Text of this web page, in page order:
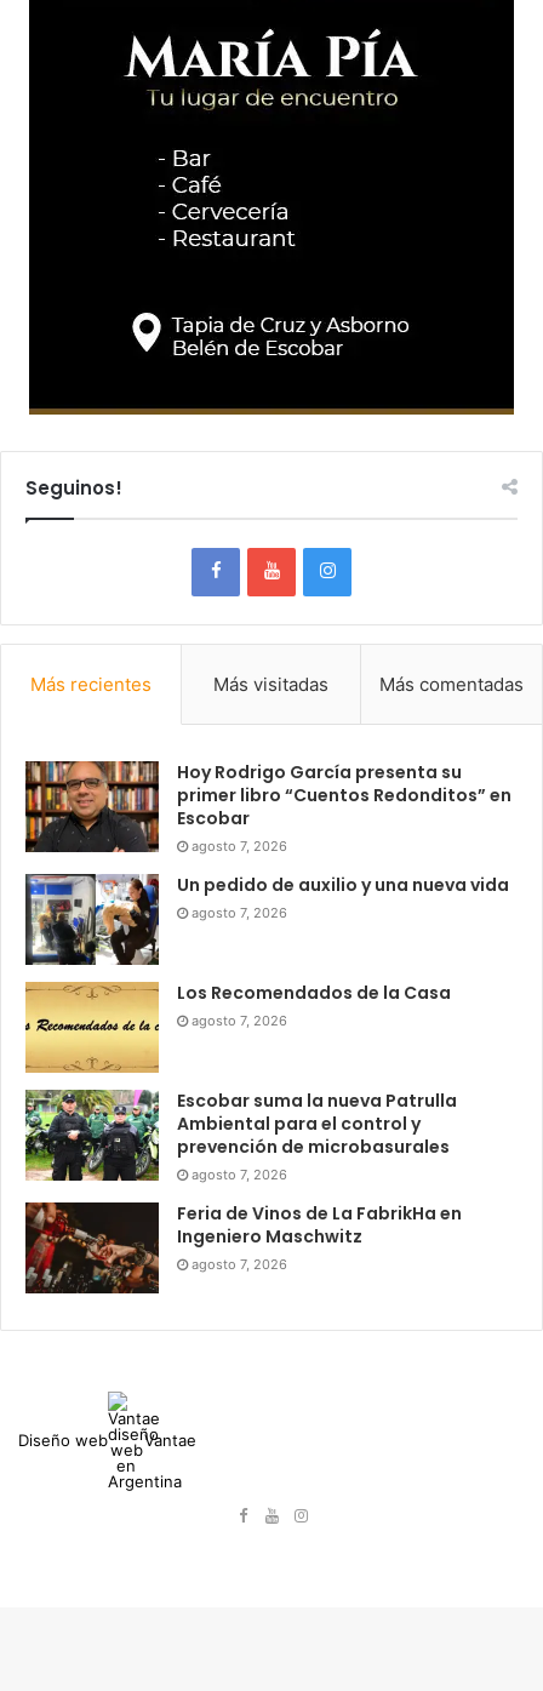
Seguinos!
Más recientes Más visitadas Más comentadas
Hoy Rodrigo García presenta su
primer libro “Cuentos Redonditos” en
Escobar
agosto 7, 2026
Un pedido de auxilio y una nueva vida
agosto 7, 2026
Los Recomendados de la Casa
agosto 7, 2026
Escobar suma la nueva Patrulla
Ambiental para el control y
prevención de microbasurales
agosto 7, 2026
Feria de Vinos de La FabrikHa en
Ingeniero Maschwitz
agosto 7, 2026
Diseño web Vantae